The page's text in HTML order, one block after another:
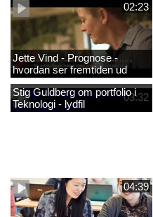
02:23
Jette Vind - Prognose -
hvordan ser fremtiden ud
03:32
Stig Guldberg om portfolio i
Teknologi - lydfil
04:39